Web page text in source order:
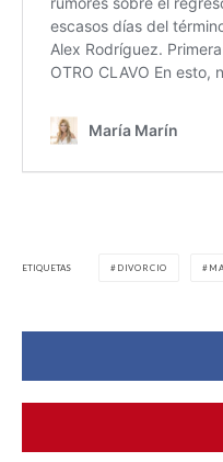
ETIQUETAS DIVORCIO